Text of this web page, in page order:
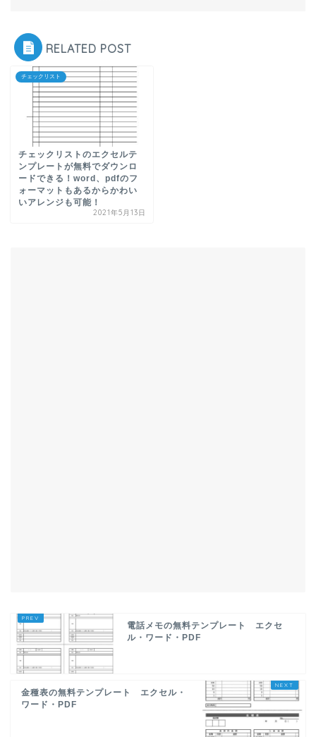
RELATED POST
チェックリスト
チェックリストのエクセルテ
ンプレートが無料でダウンロ
ードできる！word、pdfのフ
ォーマットもあるからかわい
いアレンジも可能！
2021年5月13日
電話メモの無料テンプレート エクセ
ル・ワード・PDF
金種表の無料テンプレート エクセル・
ワード・PDF